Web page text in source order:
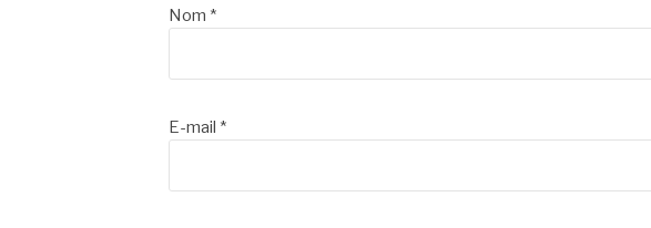
Nom *
E-mail *